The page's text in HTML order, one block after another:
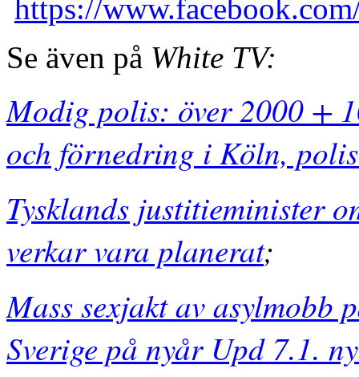
https://
Se även på White TV:
Modig polis: över 2000 +
och förnedring i Köln,
Tysklands justitieminister
verkar vara planerat;
Mass sexjakt av asylmobb
Sverige på nyår Upd 7.1.